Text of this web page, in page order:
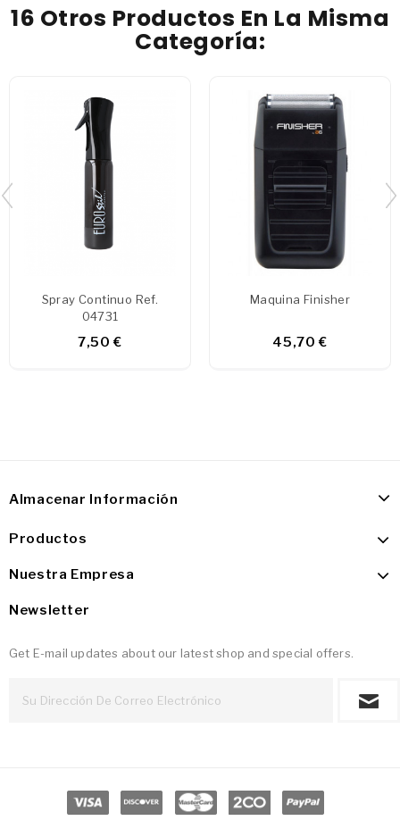
16 Otros Productos En La Misma
Categoría:
Spray Continuo Ref.
04731
7,50 €
Maquina Finisher
45,70 €
Almacenar Información
Productos
Nuestra Empresa
Newsletter
Get E-mail updates about our latest shop and special offers.